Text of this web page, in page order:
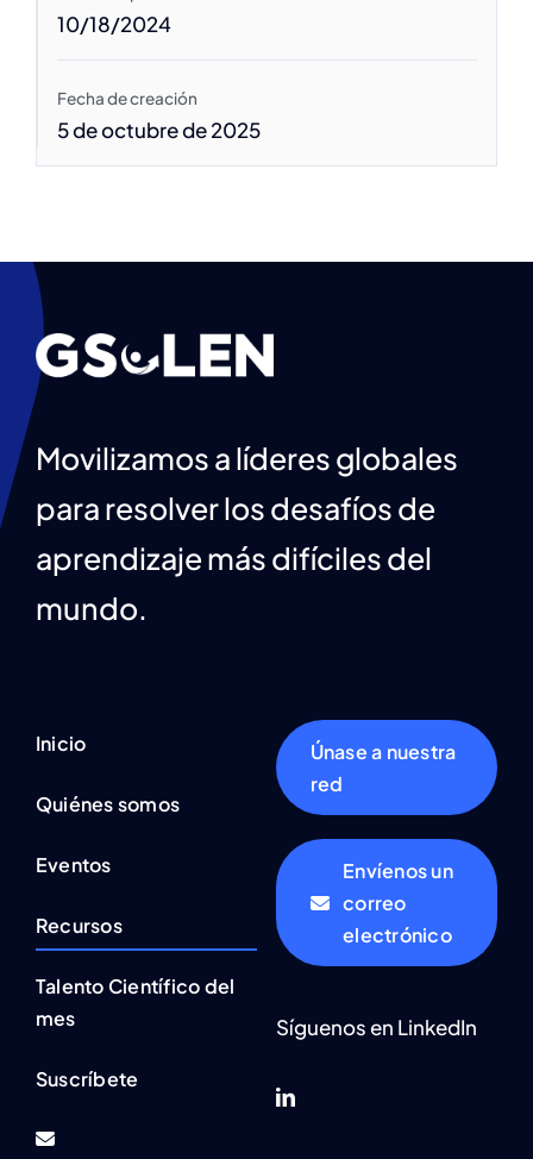
10/18/2024
Fecha de creación
5 de octubre de 2025
Movilizamos a líderes globales
para resolver los desafíos de
aprendizaje más difíciles del
mundo.
Inicio
Quiénes somos
Eventos
Recursos
Talento Científico del
mes
Suscríbete
Únase a nuestra
red
Envíenos un
correo
electrónico
Síguenos en LinkedIn